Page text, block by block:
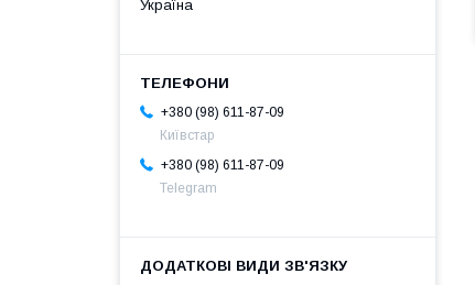
Україна
+380 (98) 611-87-09
Київстар
+380 (98) 611-87-09
Telegram